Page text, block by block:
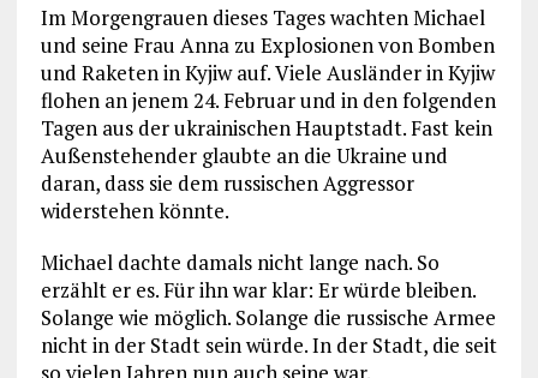
Im Morgengrauen dieses Tages wachten Michael
und seine Frau Anna zu Explosionen von Bomben
und Raketen in Kyjiw auf. Viele Ausländer in Kyjiw
flohen an jenem 24. Februar und in den folgenden
Tagen aus der ukrainischen Hauptstadt. Fast kein
Außenstehender glaubte an die Ukraine und
daran, dass sie dem russischen Aggressor
widerstehen könnte.
Michael dachte damals nicht lange nach. So
erzählt er es. Für ihn war klar: Er würde bleiben.
Solange wie möglich. Solange die russische Armee
nicht in der Stadt sein würde. In der Stadt, die seit